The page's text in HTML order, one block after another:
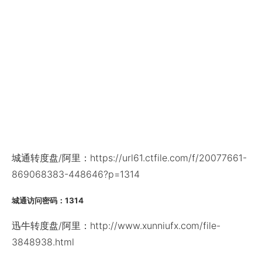
城通转度盘/阿里：https://url61.ctfile.com/f/20077661-
869068383-448646?p=1314
城通访问密码：1314
迅牛转度盘/阿里：http://www.xunniufx.com/file-
3848938.html